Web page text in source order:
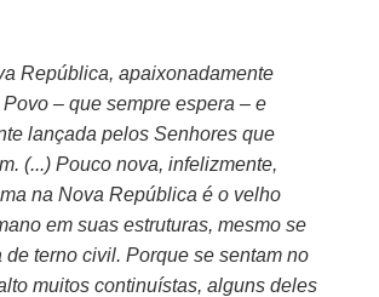
República, apaixonadamente
– que sempre espera – e
lançada pelos Senhores que
(...) Pouco nova, infelizmente,
na Nova República é o velho
em suas estruturas, mesmo se
de terno civil. Porque se sentam no
muitos continuístas, alguns deles